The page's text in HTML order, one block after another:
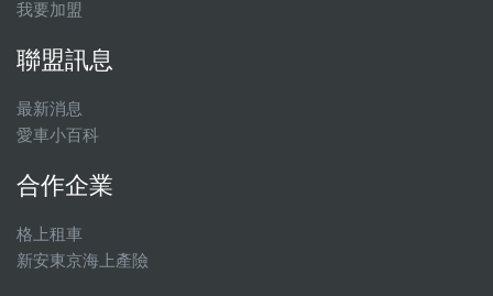
我要加盟
聯盟訊息
最新消息
愛車小百科
合作企業
格上租車
新安東京海上產險